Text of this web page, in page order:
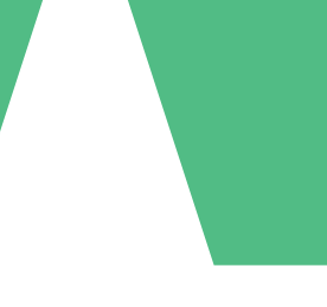
Credits. Keine monatliche Verpflichtung